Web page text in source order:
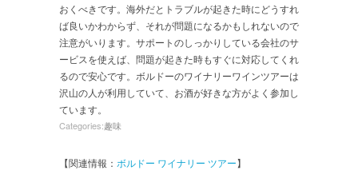
おくべきです。海外だとトラブルが起きた時にどうすれ
ば良いかわからず、それが問題になるかもしれないので
注意がいります。サポートのしっかりしている会社のサ
ービスを使えば、問題が起きた時もすぐに対応してくれ
るので安心です。ボルドーのワイナリーワインツアーは
沢山の人が利用していて、お酒が好きな方がよく参加し
ています。
Categories:趣味
【関連情報： ボルドー ワイナリー ツアー】